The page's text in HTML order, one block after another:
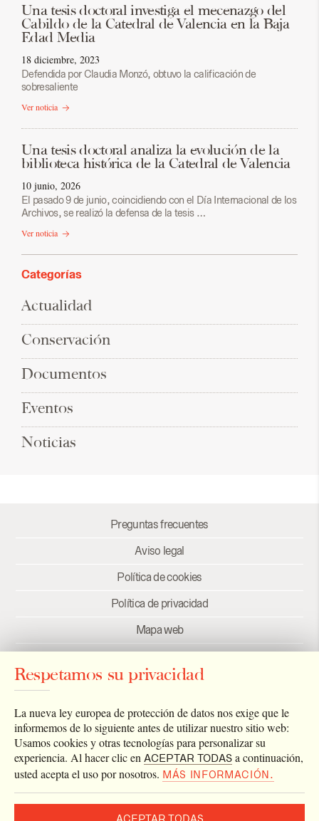
Una tesis doctoral investiga el mecenazgo del
Cabildo de la Catedral de Valencia en la Baja
Edad Media
18 diciembre, 2023
Defendida por Claudia Monzó, obtuvo la calificación de
sobresaliente
Ver noticia
Una tesis doctoral analiza la evolución de la
biblioteca histórica de la Catedral de Valencia
10 junio, 2026
El pasado 9 de junio, coincidiendo con el Día Internacional de los
Archivos, se realizó la defensa de la tesis …
Ver noticia
Categorías
Actualidad
Conservación
Documentos
Eventos
Noticias
Preguntas frecuentes
Aviso legal
Política de cookies
Política de privacidad
Mapa web
Enlaces
Newsletter
Respetamos su privacidad
La nueva ley europea de protección de datos nos exige que le
informemos de lo siguiente antes de utilizar nuestro sitio web:
Usamos cookies y otras tecnologías para personalizar su
experiencia. Al hacer clic en ACEPTAR TODAS a continuación,
usted acepta el uso por nosotros. MÁS INFORMACIÓN.